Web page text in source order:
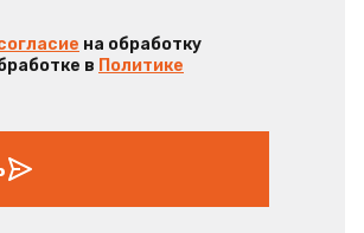
на обработку
в Политике